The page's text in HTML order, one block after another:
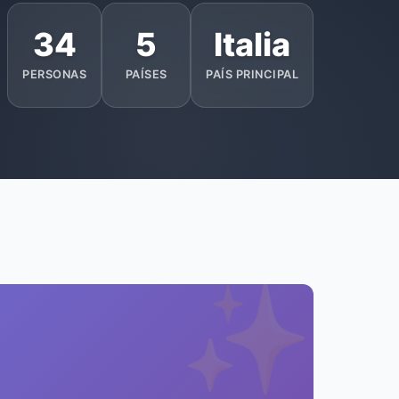
34
PERSONAS
5
PAÍSES
Italia
PAÍS PRINCIPAL
✨